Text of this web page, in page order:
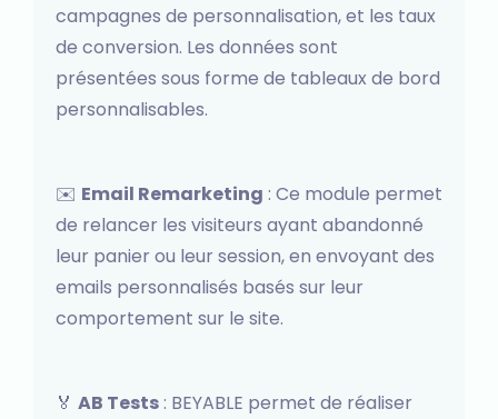
campagnes de personnalisation, et les taux
de conversion. Les données sont
présentées sous forme de tableaux de bord
personnalisables.
✉️ Email Remarketing : Ce module permet
de relancer les visiteurs ayant abandonné
leur panier ou leur session, en envoyant des
emails personnalisés basés sur leur
comportement sur le site.
🏅 AB Tests : BEYABLE permet de réaliser